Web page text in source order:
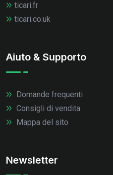
ticari.fr
ticari.co.uk
Aiuto & Supporto
Domande frequenti
Consigli di vendita
Mappa del sito
Newsletter